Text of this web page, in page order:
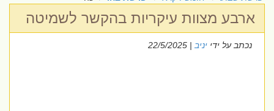
ארבע מצוות עיקריות בהקשר לשמיטה
נכתב על ידייניב| 22/5/2025